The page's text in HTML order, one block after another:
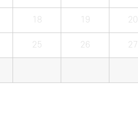
18 19 20
25 26 27